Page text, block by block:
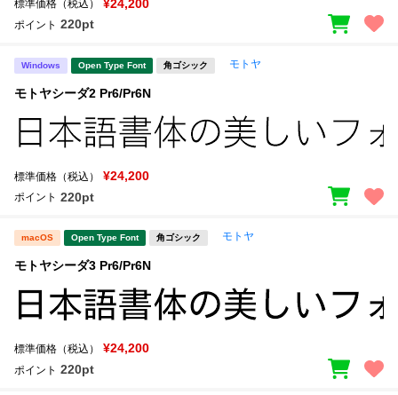
標準価格（税込） ¥24,200
ポイント 220pt
Windows Open Type Font 角ゴシック モトヤ
モトヤシーダ2 Pr6/Pr6N
標準価格（税込） ¥24,200
ポイント 220pt
macOS Open Type Font 角ゴシック モトヤ
モトヤシーダ3 Pr6/Pr6N
標準価格（税込） ¥24,200
ポイント 220pt